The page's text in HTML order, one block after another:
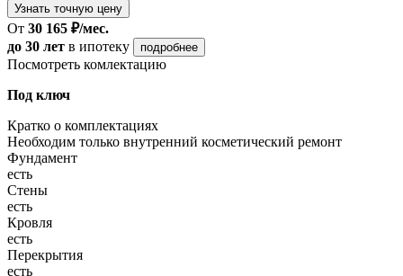
Узнать точную цену
От 30 165 ₽/мес.
до 30 лет в ипотеку подробнее
Посмотреть комлектацию
Под ключ
Кратко о комплектациях
Необходим только внутренний косметический ремонт
Фундамент
есть
Стены
есть
Кровля
есть
Перекрытия
есть